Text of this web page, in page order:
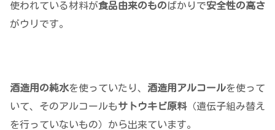
使われている材料が食品由来のものばかりで安全性の高さ
がウリです。
酒造用の純水を使っていたり、 酒造用アルコールを使って
いて、そのアルコールもサトウキビ原料（遺伝子組み替え
を行っていないもの）から出来ています。